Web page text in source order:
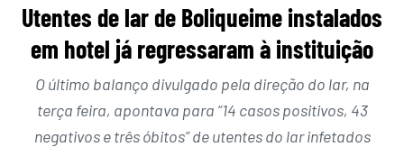
Utentes de lar de Boliqueime instalados
em hotel já regressaram à instituição
O último balanço divulgado pela direção do lar, na
terça feira, apontava para “14 casos positivos, 43
negativos e três óbitos” de utentes do lar infetados